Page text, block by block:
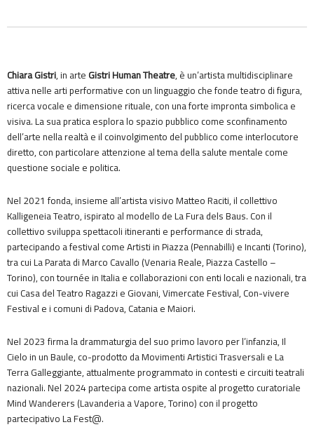
Chiara Gistri, in arte Gistri Human Theatre, è un’artista multidisciplinare
attiva nelle arti performative con un linguaggio che fonde teatro di figura,
ricerca vocale e dimensione rituale, con una forte impronta simbolica e
visiva. La sua pratica esplora lo spazio pubblico come sconfinamento
dell’arte nella realtà e il coinvolgimento del pubblico come interlocutore
diretto, con particolare attenzione al tema della salute mentale come
questione sociale e politica.
Nel 2021 fonda, insieme all’artista visivo Matteo Raciti, il collettivo
Kalligeneia Teatro, ispirato al modello de La Fura dels Baus. Con il
collettivo sviluppa spettacoli itineranti e performance di strada,
partecipando a festival come Artisti in Piazza (Pennabilli) e Incanti (Torino),
tra cui La Parata di Marco Cavallo (Venaria Reale, Piazza Castello –
Torino), con tournée in Italia e collaborazioni con enti locali e nazionali, tra
cui Casa del Teatro Ragazzi e Giovani, Vimercate Festival, Con-vivere
Festival e i comuni di Padova, Catania e Maiori.
Nel 2023 firma la drammaturgia del suo primo lavoro per l’infanzia, Il
Cielo in un Baule, co-prodotto da Movimenti Artistici Trasversali e La
Terra Galleggiante, attualmente programmato in contesti e circuiti teatrali
nazionali. Nel 2024 partecipa come artista ospite al progetto curatoriale
Mind Wanderers (Lavanderia a Vapore, Torino) con il progetto
partecipativo La Fest@.